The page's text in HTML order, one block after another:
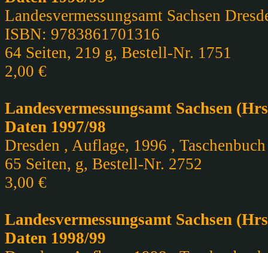
Landesvermessungsamt Sachsen
ISBN: 9783861701316
64 Seiten, 219 g, Bestell-Nr. 1751
2,00 €
Landesvermessungsamt Sachsen
Daten 1997/98
Dresden , Auflage, 1996 ,
65 Seiten, g, Bestell-Nr. 2752
3,00 €
Landesvermessungsamt Sachsen
Daten 1998/99